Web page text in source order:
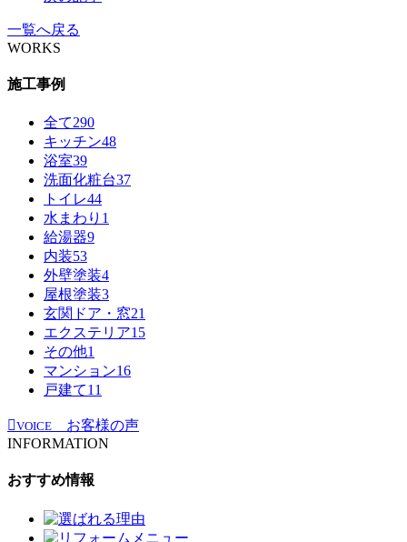
一覧へ戻る
WORKS
施工事例
全て290
キッチン48
浴室39
洗面化粧台37
トイレ44
水まわり 1
給湯器9
内装53
外壁塗装4
屋根塗装3
玄関ドア・窓21
エクステリア15
その他1
マンション16
戸建て11
VOICE
お客様の声
INFORMATION
おすすめ情報